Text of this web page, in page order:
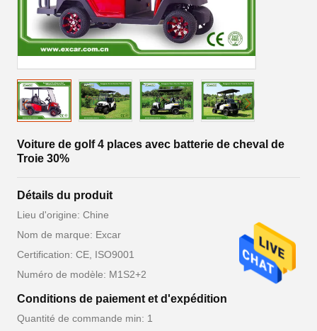
Voiture de golf 4 places avec batterie de cheval de
Troie 30%
Détails du produit
Lieu d'origine: Chine
Nom de marque: Excar
Certification: CE, ISO9001
Numéro de modèle: M1S2+2
Conditions de paiement et d'expédition
Quantité de commande min: 1